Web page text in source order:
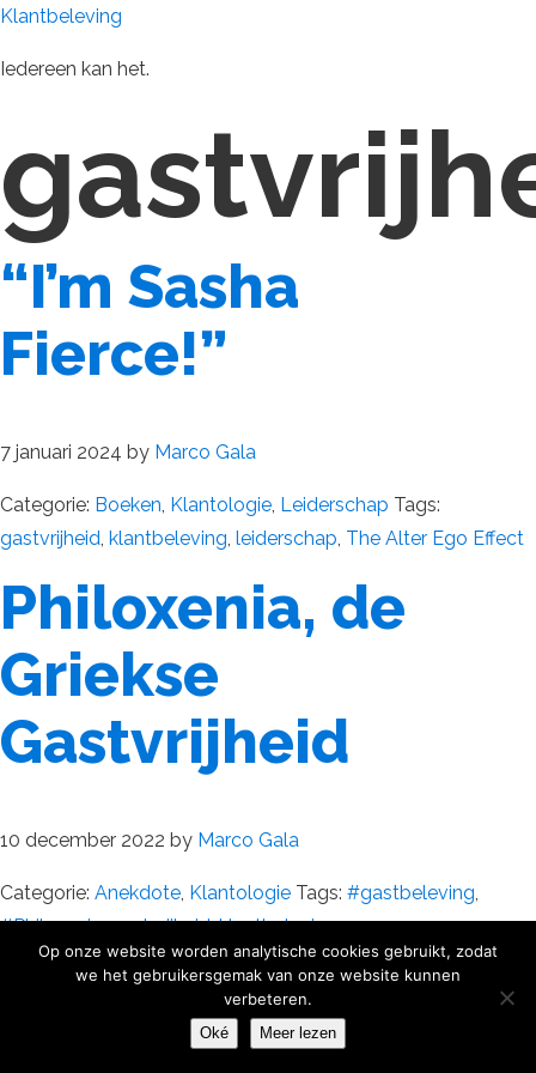
Klantbeleving
Iedereen kan het.
“I’m Sasha
Fierce!”
7 januari 2024 by Marco Gala
Categorie: Boeken, Klantologie, Leiderschap Tags:
gastvrijheid, klantbeleving, leiderschap, The Alter Ego Effect
Philoxenia, de
Griekse
Gastvrijheid
10 december 2022 by Marco Gala
Categorie: Anekdote, Klantologie Tags: #gastbeleving,
#Philoxenia,gastvrijheid,klantbeleving
Op onze website worden analytische cookies gebruikt, zodat
we het gebruikersgemak van onze website kunnen
verbeteren.
Oké Meer lezen